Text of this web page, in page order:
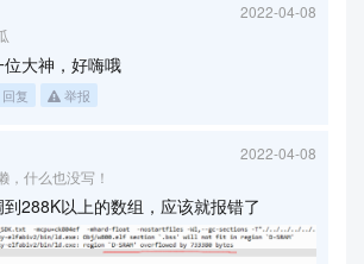
2022-04-08
位大神，好嗨哦
回复 举报
2022-04-08
，什么也没写！
288K以上的数组，应该就报错了